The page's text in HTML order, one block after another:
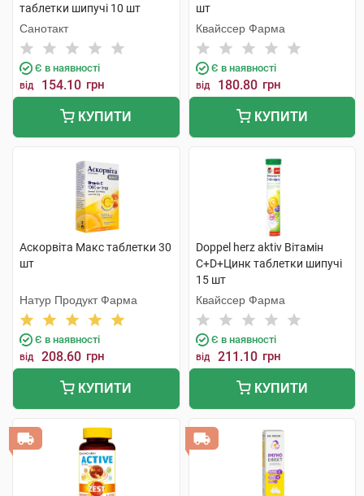
таблетки шипучі 10 шт
Санотакт
Є в наявності
від 154.10 грн
КУПИТИ
шт
Квайссер Фарма
Є в наявності
від 180.80 грн
КУПИТИ
Аскорвіта Макс таблетки 30
шт
Натур Продукт Фарма
Є в наявності
від 208.60 грн
КУПИТИ
Doppel herz aktiv Вітамін
С+D+Цинк таблетки шипучі
15 шт
Квайссер Фарма
Є в наявності
від 211.10 грн
КУПИТИ